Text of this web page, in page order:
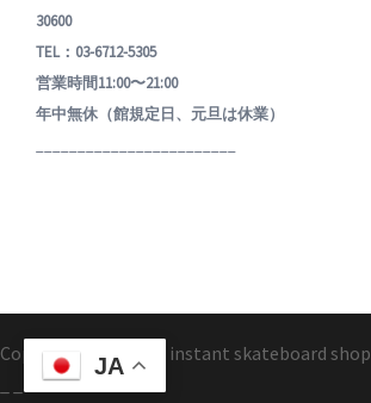
30600
TEL：03-6712-5305
営業時間11:00〜21:00
年中無休（館規定日、元旦は休業）
Copyright1995-2025 instant skateboard shop
JA